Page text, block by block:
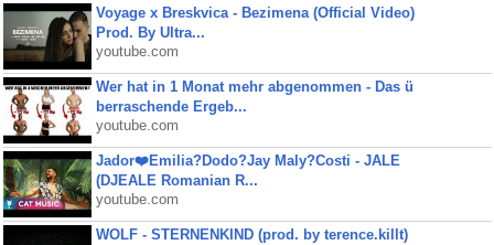
Voyage x Breskvica - Bezimena (Official Video)
Prod. By Ultra...
youtube.com
Wer hat in 1 Monat mehr abgenommen - Das ü
berraschende Ergeb...
youtube.com
Jador❤️Emilia?Dodo?Jay Maly?Costi - JALE
(DJEALE Romanian R...
youtube.com
WOLF - STERNENKIND (prod. by terence.killt)